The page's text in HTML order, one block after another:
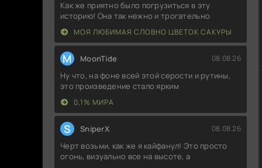
Как же приятно было погрузиться в эту
историю! Она так нежно и трогательно
МОЯ ЛЮБИМАЯ СЛОВНО ЦВЕТОК САКУРЫ
M MoonTide 08.08.26
Ну что, на фоне всей этой серости и рутины,
это произведение стало ярким
0,1% МИРА
S SniperX 08.08.26
Черт возьми, как же я кайфанул! Это просто
огонь, визуально все на высоте, а